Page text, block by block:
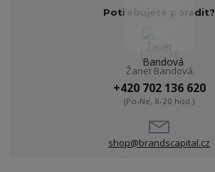
Potřebujete poradit?
Žanet Bandová
+420 702 136 620
(Po-Ne, 8-20 hod.)
shop@brandscapital.cz